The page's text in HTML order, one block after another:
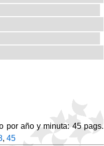
por año y minuta: 45 pags.
, 45